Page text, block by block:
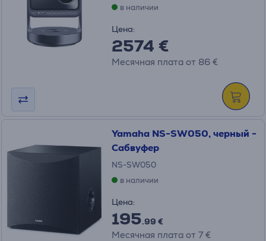
в наличии
Цена:
2574 €
Месячная плата от 86 €
Yamaha NS-SW050, черный -
Сабвуфер
NS-SW050
в наличии
Цена:
195.99 €
Месячная плата от 7 €